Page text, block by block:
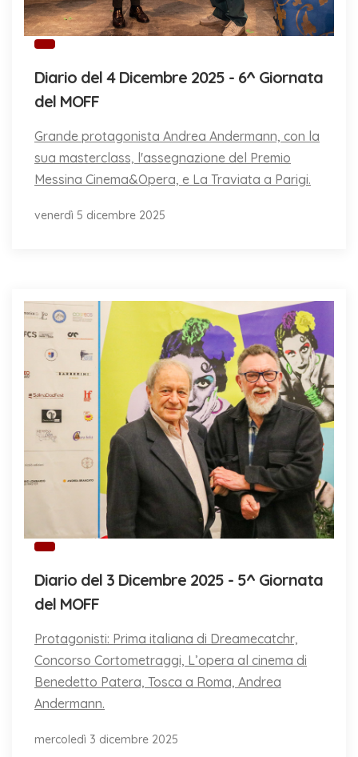
Diario del 4 Dicembre 2025 - 6^ Giornata
del MOFF
Grande protagonista Andrea Andermann, con la
sua masterclass, l'assegnazione del Premio
Messina Cinema&Opera, e La Traviata a Parigi.
venerdì 5 dicembre 2025
Diario del 3 Dicembre 2025 - 5^ Giornata
del MOFF
Protagonisti: Prima italiana di Dreamecatchr,
Concorso Cortometraggi, L’opera al cinema di
Benedetto Patera, Tosca a Roma, Andrea
Andermann.
mercoledì 3 dicembre 2025